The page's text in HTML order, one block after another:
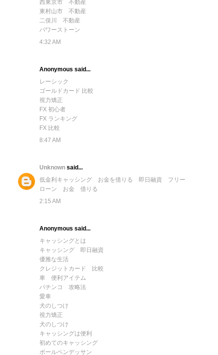
西東京市 不動産
東村山市 不動産
二俣川 不動産
パワーストーン
4:32 AM
Anonymous said...
レーシック
ゴールドカード 比較
視力矯正
FX 初心者
FX ランキング
FX 比較
8:47 AM
Unknown said...
低金利キャッシング
お金を借りる 即日融資
フリー
ローン
お金 借りる
2:15 AM
Anonymous said...
キャッシングとは
キャッシング 即日融資
優雅な生活
クレジットカード 比較
車 便利アイテム
パチンコ 攻略法
愛車
犬のしつけ
視力矯正
犬のしつけ
キャッシングは便利
初めてのキャッシング
ボールペンデッサン